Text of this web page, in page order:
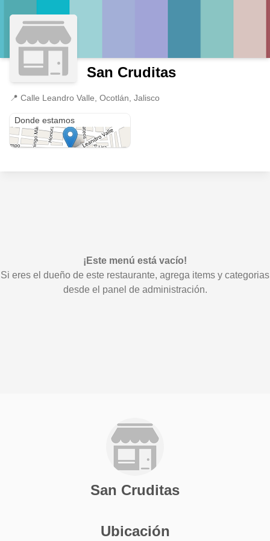
San Cruditas
📍 Calle Leandro Valle, Ocotlán, Jalisco
Donde estamos
¡Este menú está vacío!
Si eres el dueño de este restaurante, agrega items y categorias
desde el panel de administración.
San Cruditas
Ubicación